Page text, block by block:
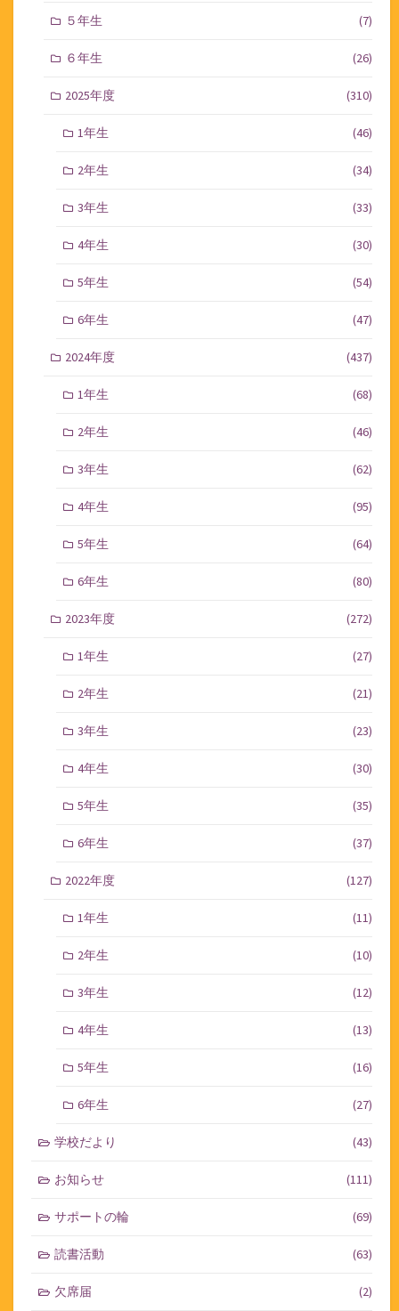
５年生 (7)
６年生 (26)
2025年度 (310)
1年生 (46)
2年生 (34)
3年生 (33)
4年生 (30)
5年生 (54)
6年生 (47)
2024年度 (437)
1年生 (68)
2年生 (46)
3年生 (62)
4年生 (95)
5年生 (64)
6年生 (80)
2023年度 (272)
1年生 (27)
2年生 (21)
3年生 (23)
4年生 (30)
5年生 (35)
6年生 (37)
2022年度 (127)
1年生 (11)
2年生 (10)
3年生 (12)
4年生 (13)
5年生 (16)
6年生 (27)
学校だより (43)
お知らせ (111)
サポートの輪 (69)
読書活動 (63)
欠席届 (2)